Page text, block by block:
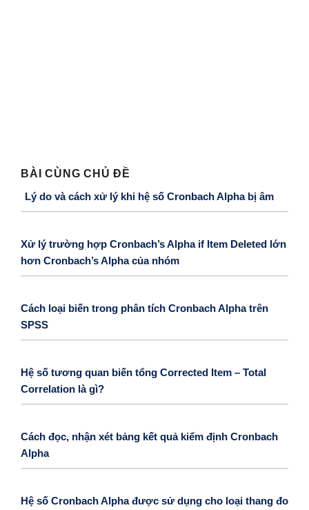
BÀI CÙNG CHỦ ĐỀ
Lý do và cách xử lý khi hệ số Cronbach Alpha bị âm
Xử lý trường hợp Cronbach’s Alpha if Item Deleted lớn
hơn Cronbach’s Alpha của nhóm
Cách loại biến trong phân tích Cronbach Alpha trên
SPSS
Hệ số tương quan biến tổng Corrected Item – Total
Correlation là gì?
Cách đọc, nhận xét bảng kết quả kiểm định Cronbach
Alpha
Hệ số Cronbach Alpha được sử dụng cho loại thang đo